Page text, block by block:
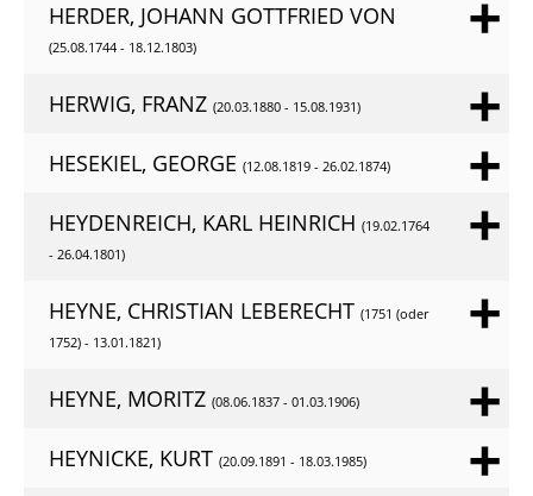
HERDER, JOHANN GOTTFRIED VON
(25.08.1744 - 18.12.1803)
HERWIG, FRANZ (20.03.1880 - 15.08.1931)
HESEKIEL, GEORGE (12.08.1819 - 26.02.1874)
HEYDENREICH, KARL HEINRICH (19.02.1764
- 26.04.1801)
HEYNE, CHRISTIAN LEBERECHT (1751 (oder
1752) - 13.01.1821)
HEYNE, MORITZ (08.06.1837 - 01.03.1906)
HEYNICKE, KURT (20.09.1891 - 18.03.1985)